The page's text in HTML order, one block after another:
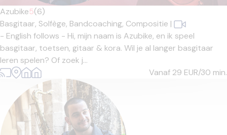
Azubike5(6)
Basgitaar, Solfège, Bandcoaching, Compositie |
- English follows - Hi, mijn naam is Azubike, en ik speel
basgitaar, toetsen, gitaar & kora. Wil je al langer basgitaar
leren spelen? Of zoek j...
Vanaf 29 EUR/30 min.